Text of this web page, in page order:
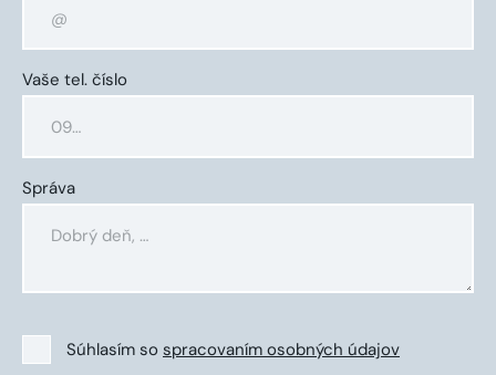
Vaše tel. číslo
Správa
Súhlasím so spracovaním osobných údajov